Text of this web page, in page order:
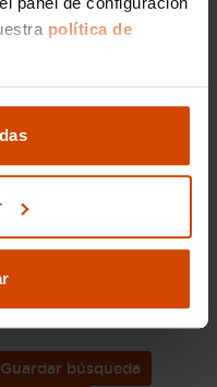
política de
19.990 €
km
Guardar búsqueda